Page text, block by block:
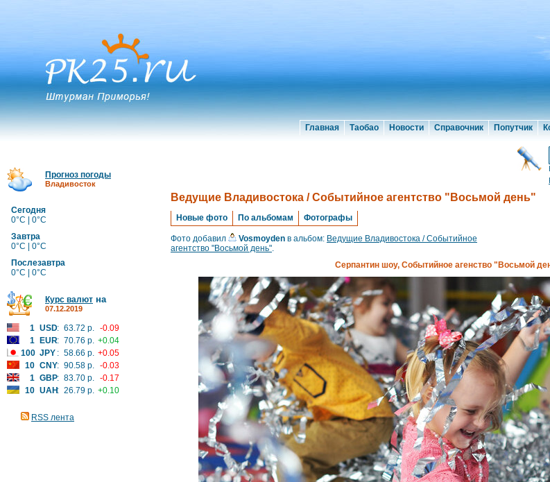
Главная Таобао Новости Справочник Попутчик
Прогноз погоды
Владивосток
Сегодня
0°C | 0°C
Завтра
0°C | 0°C
Послезавтра
0°C | 0°C
Курс валют на
07.12.2019
1 USD: 63.72 р. -0.09
1
EUR: 70.76 р. +0.04
100 JPY : 58.66 р. +0.05
10 CNY: 90.58 р. -0.03
1 GBP: 83.70 р. -0.17
10 UAH: 26.79 р. +0.10
RSS лента
Ведущие Владивостока / Событийное агентство "Восьмой день"
Новые фото По альбомам Фотографы
Фото добавил Vosmoyden в альбом: Ведущие Владивостока / Событийное
агентство "Восьмой день".
Серпантин шоу, Событийное агенство "Восьмой